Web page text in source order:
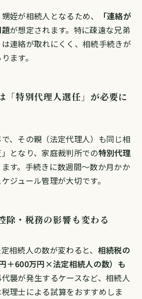
姪が相続人となるため、
「連絡が
が想定されます。特に疎遠な兄弟
連絡が取れにくく、相続手続きが
ます。
特別代理人選任」が必要に
、その親（法定代理人）も同じ相
となり、家庭裁判所での特別代理
す。手続きに数週間〜数か月かか
ジュール管理が大切です。
・税務の影響も変わる
相続人の数が変わると、 相続税の
＋600万円×法定相続人の数）も
襲が発生するケースなど、相続人
理士による試算をおすすめしま